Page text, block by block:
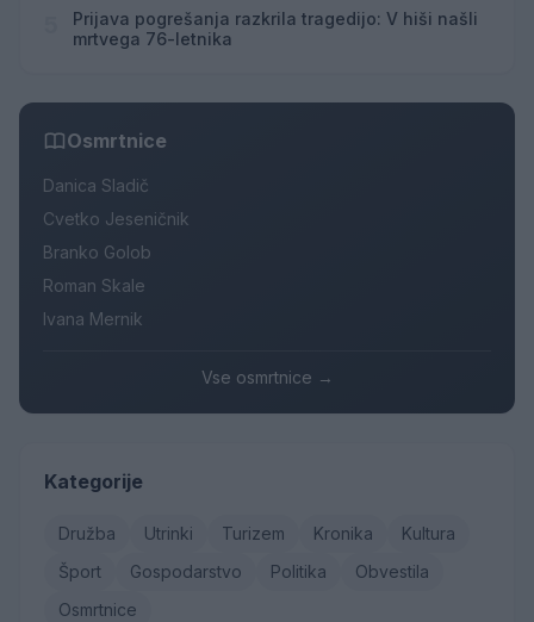
Prijava pogrešanja razkrila tragedijo: V hiši našli
mrtvega 76-letnika
Osmrtnice
Danica Sladič
Cvetko Jeseničnik
Branko Golob
Roman Skale
Ivana Mernik
Vse osmrtnice →
Kategorije
Družba Utrinki Turizem Kronika
Kultura
Šport
Gospodarstvo Politika
Obvestila
Osmrtnice